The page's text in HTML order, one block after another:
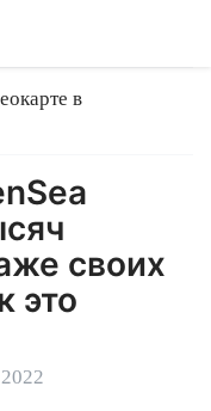
в
своих
это